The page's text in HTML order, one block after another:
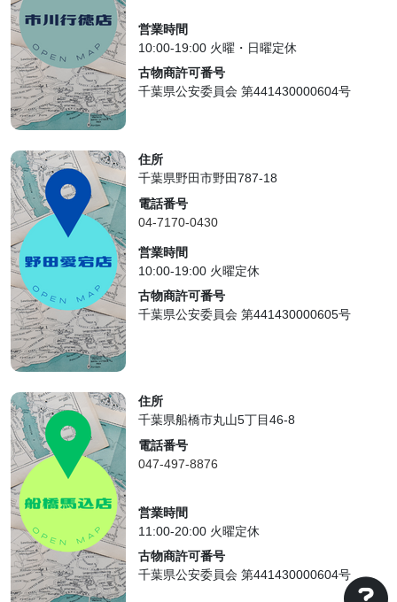
営業時間
10:00-19:00 火曜・日曜定休
古物商許可番号
千葉県公安委員会 第441430000604号
住所
千葉県野田市野田787-18
電話番号
04-7170-0430
営業時間
10:00-19:00 火曜定休
古物商許可番号
千葉県公安委員会 第441430000605号
住所
千葉県船橋市丸山5丁目46-8
電話番号
047-497-8876
営業時間
11:00-20:00 火曜定休
古物商許可番号
千葉県公安委員会 第441430000604号